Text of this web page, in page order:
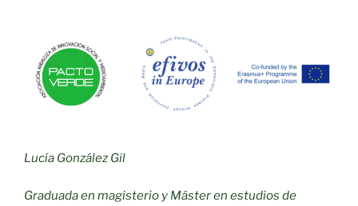
Lucía González Gil
Graduada en magisterio y Máster en estudios de